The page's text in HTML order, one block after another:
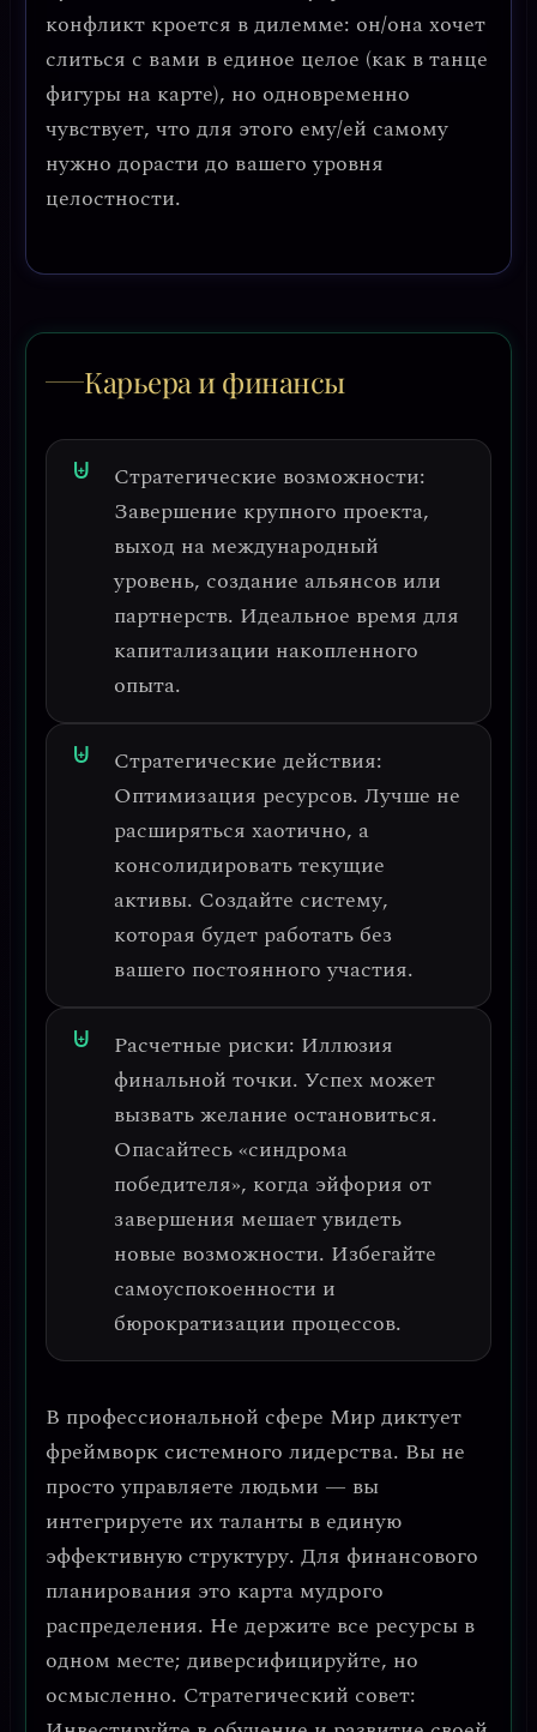
конфликт кроется в дилемме: он/она хочет
слиться с вами в единое целое (как в танце
фигуры на карте), но одновременно
чувствует, что для этого ему/ей самому
нужно дорасти до вашего уровня
целостности.
Карьера и финансы
Стратегические возможности:
Завершение крупного проекта,
выход на международный
уровень, создание альянсов или
партнерств. Идеальное время для
капитализации накопленного
опыта.
Стратегические действия:
Оптимизация ресурсов. Лучше не
расширяться хаотично, а
консолидироватьтекущие
активы. Создайте систему,
которая будет работать без
вашего постоянного участия.
Расчетные риски: Иллюзия
финальной точки. Успех может
вызвать желание остановиться.
Опасайтесь «синдрома
победителя», когда эйфория от
завершения мешает увидеть
новые возможности. Избегайте
самоуспокоенности и
бюрократизации процессов.
В профессиональной сфере Мир диктует
фреймворк системного лидерства. Вы не
просто управляете людьми — вы
интегрируете их таланты в единую
эффективную структуру. Для финансового
планирования это карта мудрого
распределения. Не держите все ресурсы в
одном месте; диверсифицируйте, но
осмысленно. Стратегический совет: